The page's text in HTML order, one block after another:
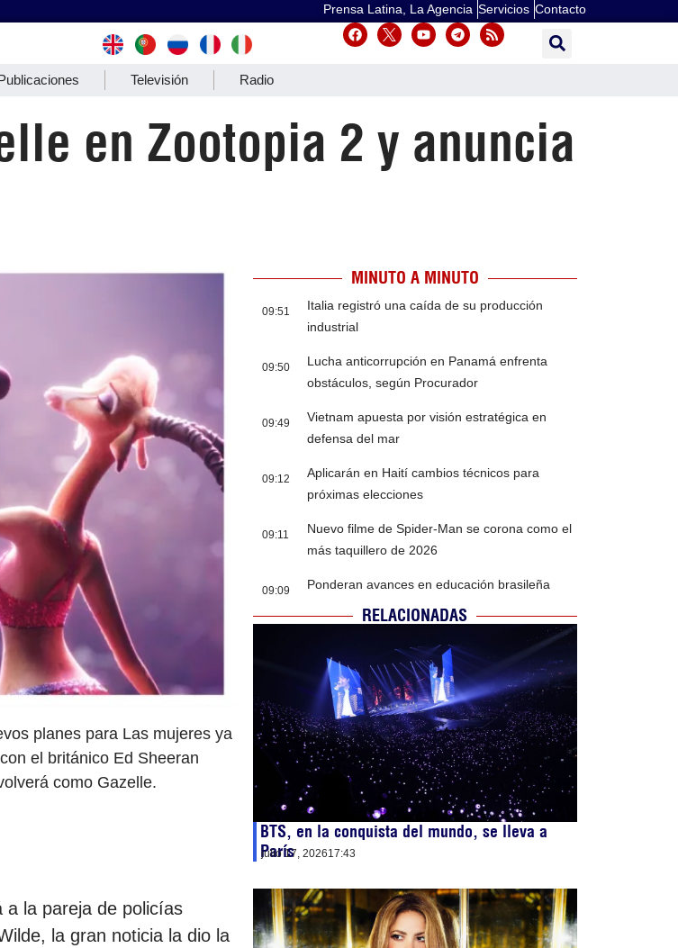
Prensa Latina, La Agencia Servicios Contacto
Televisión Radio
en Zootopia 2 y anuncia
planes para Las mujeres ya
el británico Ed Sheeran
como Gazelle.
a la pareja de policías
la gran noticia la dio la
MINUTO A MINUTO
09:51
Italia registró una caída de su producción
industrial
09:50
Lucha anticorrupción en Panamá enfrenta
obstáculos, según Procurador
09:49
Vietnam apuesta por visión estratégica en
defensa del mar
09:12
Aplicarán en Haití cambios técnicos para
próximas elecciones
09:11
Nuevo filme de Spider-Man se corona como el
más taquillero de 2026
09:09 Ponderan avances en educación brasileña
RELACIONADAS
BTS, en la conquista del mundo, se lleva a
París
julio 17, 202617:43